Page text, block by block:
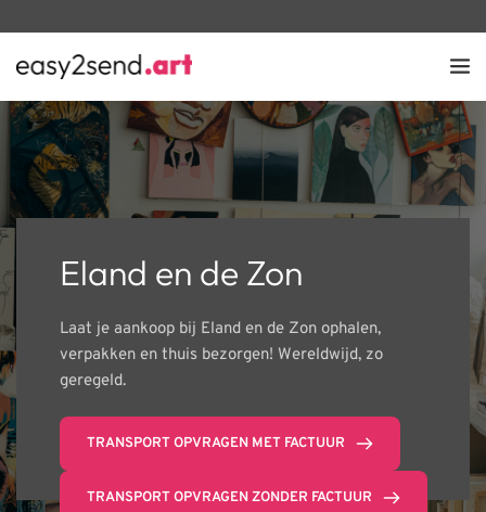
Eland en de Zon
Laat je aankoop bij Eland en de Zon ophalen,
verpakken en thuis bezorgen! Wereldwijd, zo
geregeld.
TRANSPORT OPVRAGEN MET FACTUUR
TRANSPORT OPVRAGEN ZONDER FACTUUR